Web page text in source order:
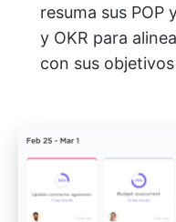
resuma sus POP
y OKR para
con sus